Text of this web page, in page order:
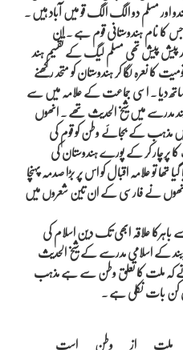
اور مسلم دو الگ الگ قو میں آباد ہیں ۔
نام ہندوستانی قوم ہے ۔ ان
پیش پیش تھی مسلم لیگ کے تقسیم ہند
نعرہ لگا کر ہندوستان کو متحد رکھنے
دیا ۔ اسی جماعت کے علامہ میں سے
مدرسے میں شیخ الحدیث تھے ۔ انھوں
کے بجائے وطن کو قوم کی
کا پرچار کر کے پورے ہندوستان کی
تو علامہ اقبال کو اس پر بڑا صدمہ پہنچا
نے فارسی کے ان تین شعروں میں
علاقہ ابھی تک دین اسلام کی
دیوبند کے اسلامی مدرسے کے شیخ الحدیث
کہ ملت کا تعلق وطن سے ہے مذہب
کن بات نکلی ہے ۔
ملت از وطن است